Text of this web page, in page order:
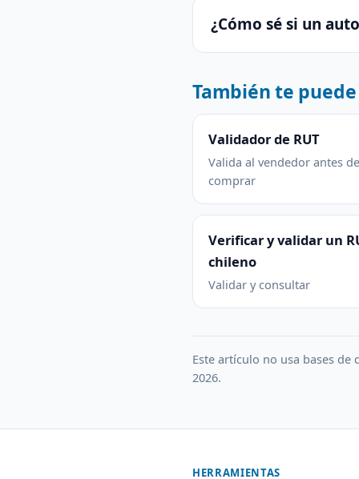
¿Cómo sé si un
También te
Validador de RUT
Valida al vendedor antes de
comprar
Verificar y validar un
chileno
Validar y consultar
Este artículo no usa bases de
2026.
HERRAMIENTAS